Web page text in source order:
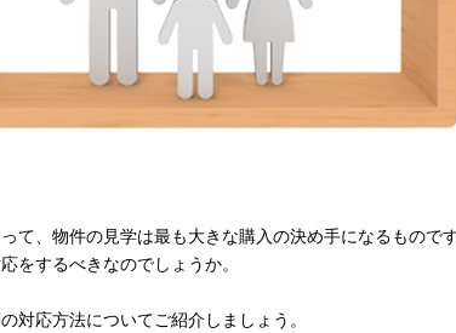
て、物件の見学は最も大きな購入の決め手になるものです
をするべきなのでしょうか。
対応方法についてご紹介しましょう。